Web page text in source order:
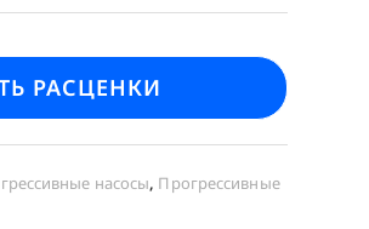
РАСЦЕНКИ
насосы, Прогрессивные